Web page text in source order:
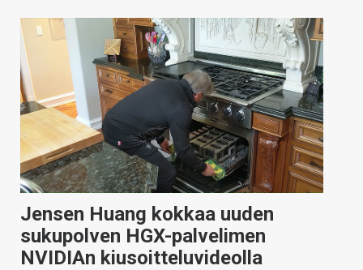
Jensen Huang kokkaa uuden
sukupolven HGX-palvelimen
NVIDIAn kiusoitteluvideolla